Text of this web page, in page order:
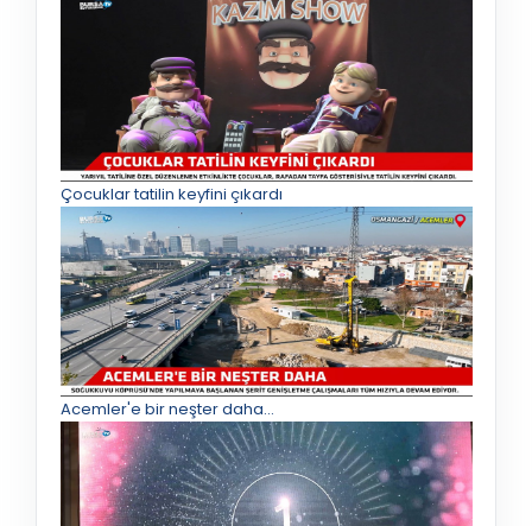
Çocuklar tatilin keyfini çıkardı
Acemler'e bir neşter daha...